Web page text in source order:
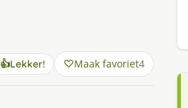
👍Lekker! Maak favoriet4